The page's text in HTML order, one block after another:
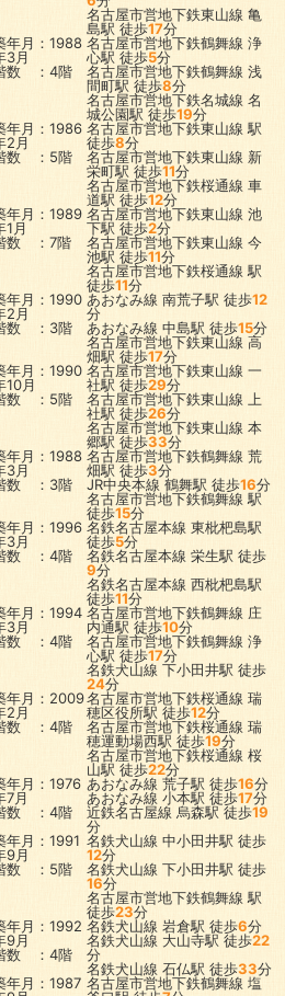
名古屋市営地下鉄東山線 亀
島駅 徒歩17分
年月：1988
3月
数 ：4階
名古屋市営地下鉄鶴舞線 浄
心駅 徒歩5分
名古屋市営地下鉄鶴舞線 浅
間町駅 徒歩8分
名古屋市営地下鉄名城線 名
城公園駅 徒歩19分
年月：1986
2月
数 ：5階
名古屋市営地下鉄東山線 駅
徒歩8分
名古屋市営地下鉄東山線 新
栄町駅 徒歩11分
名古屋市営地下鉄桜通線 車
道駅 徒歩12分
年月：1989
1月
数 ：7階
名古屋市営地下鉄東山線 池
下駅 徒歩2分
名古屋市営地下鉄東山線 今
池駅 徒歩11分
名古屋市営地下鉄桜通線 駅
徒歩11分
年月：1990
2月
数 ：3階
あおなみ線 南荒子駅 徒歩12
分
あおなみ線 中島駅 徒歩15分
名古屋市営地下鉄東山線 高
畑駅 徒歩17分
年月：1990
10月
数 ：5階
名古屋市営地下鉄東山線 一
社駅 徒歩29分
名古屋市営地下鉄東山線
上
社駅 徒歩26分
名古屋市営地下鉄東山線 本
郷駅 徒歩33分
年月：1988
3月
数 ：3階
名古屋市営地下鉄鶴舞線 荒
畑駅 徒歩3分
JR中央本線 鶴舞駅 徒歩16分
名古屋市営地下鉄鶴舞線 駅
徒歩15分
年月：1996
3月
数 ：4階
名鉄名古屋本線 東枇杷島駅
徒歩5分
名鉄名古屋本線 栄生駅 徒歩
9分
名鉄名古屋本線 西枇杷島駅
徒歩11分
年月：1994
3月
数 ：4階
名古屋市営地下鉄鶴舞線 庄
内通駅 徒歩10分
名古屋市営地下鉄鶴舞線 浄
心駅 徒歩17分
名鉄犬山線 下小田井駅 徒歩
24分
年月：2009
2月
数 ：4階
名古屋市営地下鉄桜通線 瑞
穂区役所駅 徒歩12分
名古屋市営地下鉄桜通線 瑞
穂運動場西駅 徒歩19分
名古屋市営地下鉄桜通線 桜
山駅 徒歩22分
年月：1976
7月
数 ：4階
あおなみ線 荒子駅 徒歩16分
あおなみ線 小本駅 徒歩17分
近鉄名古屋線 烏森駅 徒歩19
分
年月：1991
9月
数 ：5階
名鉄犬山線 中小田井駅 徒歩
12分
名鉄犬山線 下小田井駅 徒歩
16分
名古屋市営地下鉄鶴舞線 駅
徒歩23分
年月：1992
9月
数 ：4階
名鉄犬山線 岩倉駅 徒歩6分
名鉄犬山線 大山寺駅 徒歩22
分
名鉄犬山線 石仏駅 徒歩33分
年月：1987 名古屋市営地下鉄鶴舞線 塩